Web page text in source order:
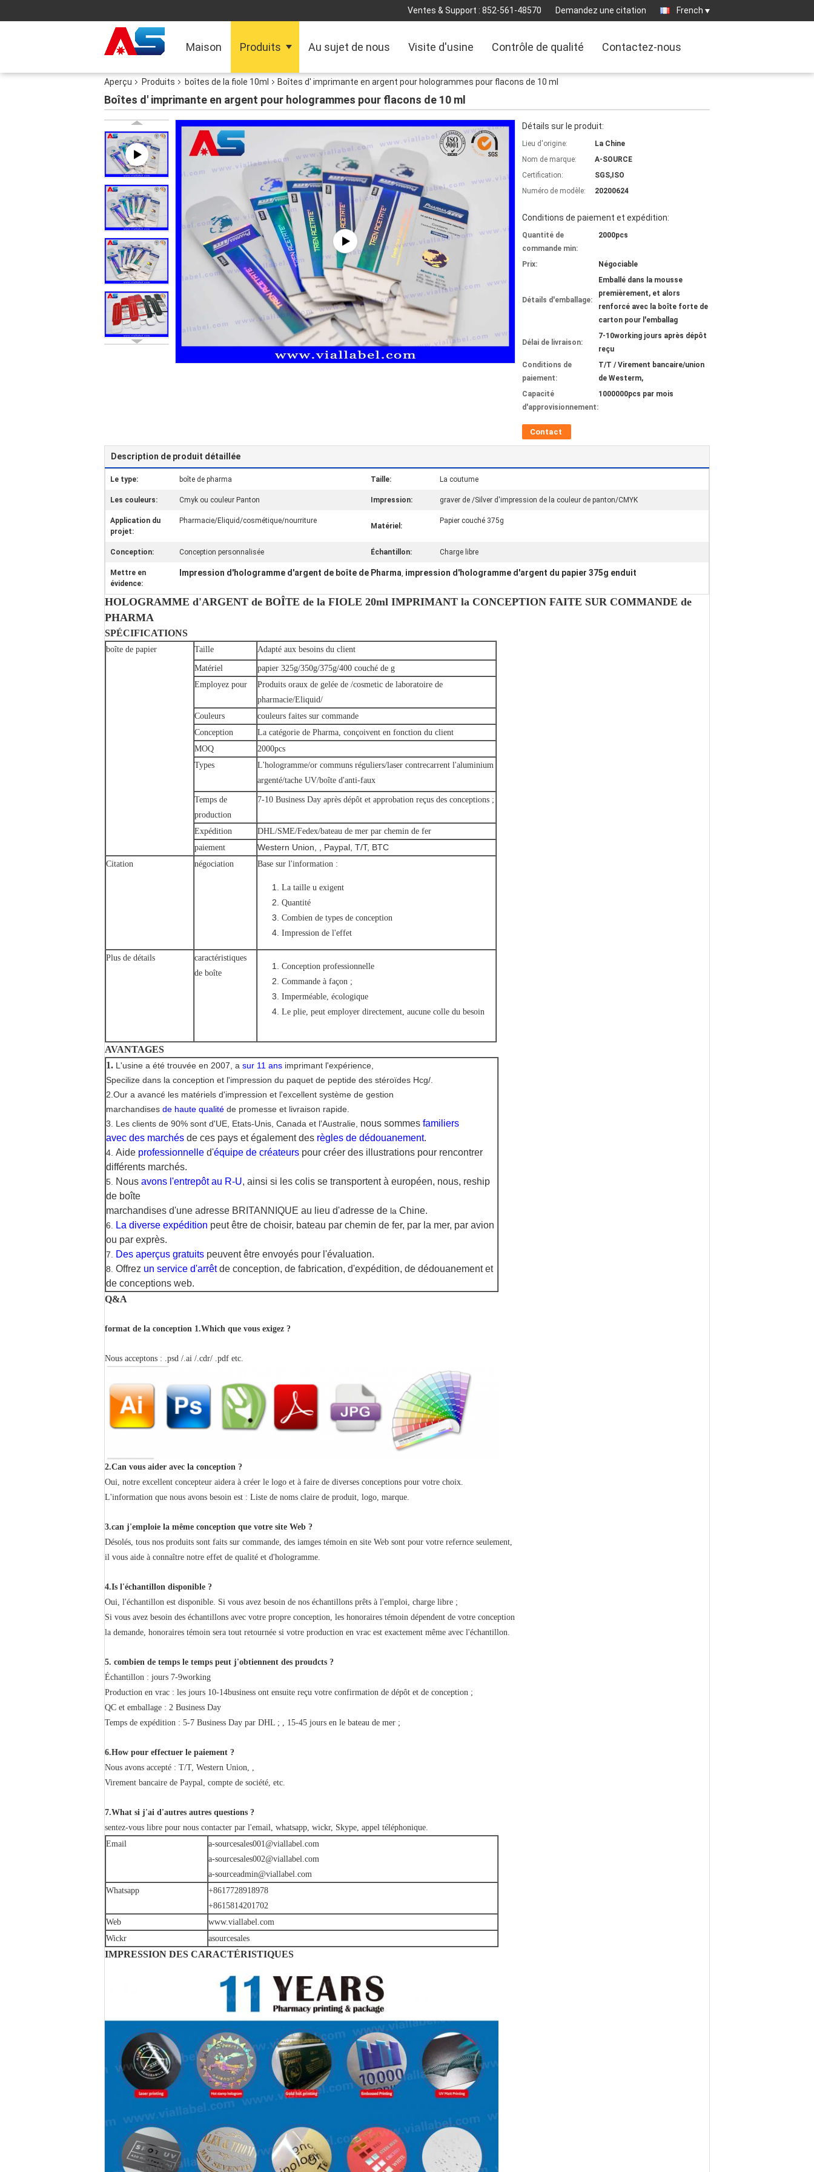
Ventes & Support : 852-561-48570 Demandez une citation French
Maison Produits Au sujet de nous Visite d'usine Contrôle de qualité Contactez-nous
Aperçu Produits boîtes de la fiole 10ml Boîtes d' imprimante en argent pour hologrammes pour flacons de 10 ml
Boîtes d' imprimante en argent pour hologrammes pour flacons de 10 ml
Détails sur le produit:
Lieu d'origine:
La Chine
Nom de marque:
A-SOURCE
Certification:
SGS,ISO
Numéro de modèle:
20200624
Conditions de paiement et expédition:
Quantité de
commande min:
2000pcs
Prix: Négociable
Détails d'emballage:
Emballé dans la mousse
premièrement, et alors
renforcé avec la boîte forte de
carton pour l'emballag
Délai de livraison:
7-10working jours après dépôt
reçu
Conditions de
paiement:
T/T / Virement bancaire/union
de Westerm,
Capacité
d'approvisionnement:
1000000pcs par mois
Contact
Description de produit détaillée
Le type: boîte de pharma Taille: La coutume
Les couleurs: Cmyk ou couleur Panton Impression: graver de /Silver d'impression de la couleur de panton/CMYK
Application du
projet:
Pharmacie/Eliquid/cosmétique/nourriture
Matériel:
Papier couché 375g
Conception: Conception personnalisée Échantillon: Charge libre
Mettre en
évidence:
Impression d'hologramme d'argent de boîte de Pharma, impression d'hologramme d'argent du papier 375g enduit
HOLOGRAMME d'ARGENT de BOÎTE de la FIOLE 20ml IMPRIMANT la CONCEPTION FAITE SUR COMMANDE de
PHARMA
SPÉCIFICATIONS
boîte de papier Taille Adapté aux besoins du client
Matériel
papier 325g/350g/375g/400 couché de g
Employez pour
Produits oraux de gelée de /cosmetic de laboratoire de
pharmacie/Eliquid/
Couleurs
couleurs faites sur commande
Conception
La catégorie de Pharma, conçoivent en fonction du client
MOQ
2000pcs
Types
L'hologramme/or communs réguliers/laser contrecarrent l'aluminium
argenté/tache UV/boîte d'anti-faux
Temps de
production
7-10 Business Day après dépôt et approbation reçus des conceptions ;
Expédition
DHL/SME/Fedex/bateau de mer par chemin de fer
paiement
Western Union, , Paypal, T/T, BTC
Citation négociation Base sur l'information :
La taille u exigent
Quantité
Combien de types de conception
Impression de l'effet
Plus de détails
caractéristiques
de boîte
Conception professionnelle
Commande à façon ;
Imperméable, écologique
Le plie, peut employer directement, aucune colle du besoin
AVANTAGES
1. L'usine a été trouvée en 2007, a sur 11 ans imprimant l'expérience,
Specilize dans la conception et l'impression du paquet de peptide des stéroïdes Hcg/.
2.Our a avancé les matériels d'impression et l'excellent système de gestion
marchandises de haute qualité de promesse et livraison rapide.
3. Les clients de 90% sont d'UE, Etats-Unis, Canada et l'Australie, nous sommes familiers
avec des marchés de ces pays et également des règles de dédouanement.
4. Aide professionnelle d'équipe de créateurs pour créer des illustrations pour rencontrer
différents marchés.
5. Nous avons l'entrepôt au R-U, ainsi si les colis se transportent à européen, nous, reship
de boîte
marchandises d'une adresse BRITANNIQUE au lieu d'adresse de la Chine.
6. La diverse expédition peut être de choisir, bateau par chemin de fer, par la mer, par avion
ou par exprès.
7. Des aperçus gratuits peuvent être envoyés pour l'évaluation.
8. Offrez un service d'arrêtde conception, de fabrication, d'expédition, de dédouanement et
de conceptions web.
Q&A
format de la conception 1.Which que vous exigez ?
Nous acceptons : .psd /.ai /.cdr/ .pdf etc.
2.Can vous aider avec la conception ?
Oui, notre excellent concepteur aidera à créer le logo et à faire de diverses conceptions pour votre choix.
L'information que nous avons besoin est : Liste de noms claire de produit, logo, marque.
3.can j'emploie la même conception que votre site Web ?
Désolés, tous nos produits sont faits sur commande, des iamges témoin en site Web sont pour votre refernce seulement,
il vous aide à connaître notre effet de qualité et d'hologramme.
4.Is l'échantillon disponible ?
Oui, l'échantillon est disponible. Si vous avez besoin de nos échantillons prêts à l'emploi, charge libre ;
Si vous avez besoin des échantillons avec votre propre conception, les honoraires témoin dépendent de votre conception
la demande, honoraires témoin sera tout retournée si votre production en vrac est exactement même avec l'échantillon.
5. combien de temps le temps peut j'obtiennent des proudcts ?
Échantillon : jours 7-9working
Production en vrac : les jours 10-14business ont ensuite reçu votre confirmation de dépôt et de conception ;
QC et emballage : 2 Business Day
Temps de expédition : 5-7 Business Day par DHL ; , 15-45 jours en le bateau de mer ;
6.How pour effectuer le paiement ?
Nous avons accepté : T/T, Western Union, ,
Virement bancaire de Paypal, compte de société, etc.
7.What si j'ai d'autres autres questions ?
sentez-vous libre pour nous contacter par l'email, whatsapp, wickr, Skype, appel téléphonique.
Email
a-sourcesales001@viallabel.com
a-sourcesales002@viallabel.com
a-sourceadmin@viallabel.com
Whatsapp
+8617728918978
+8615814201702
Web
www.viallabel.com
Wickr
asourcesales
IMPRESSION DES CARACTÉRISTIQUES